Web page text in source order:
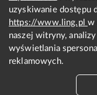
SŁOWNIK
SŁOWNIK
SŁOWNIK ROSYJSKO-
O nas
KONTAKT Z REDAKCJĄ
uzyskiwanie dostępu
https://www.ling.plw
naszej witryny,
wyświetlania
reklamowych.